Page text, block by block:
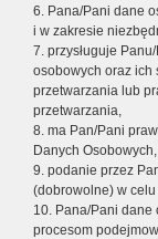
6. Pana/Pani dane
i w zakresie
7. przysługuje
osobowych oraz ich
przetwarzania lub
przetwarzania,
8. ma Pan/Pani
Danych Osobowych,
9. podanie przez
(dobrowolne) w
10. Pana/Pani dane
procesom